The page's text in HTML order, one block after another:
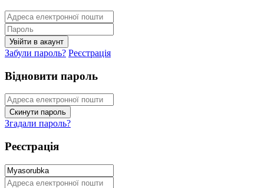
Забули пароль? Реєстрація
Відновити пароль
Згадали пароль?
Реєстрація